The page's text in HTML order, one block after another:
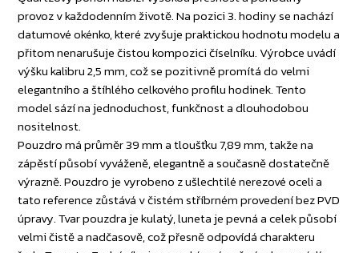
provoz v každodenním životě. Na pozici 3. hodiny se nachází
datumové okénko, které zvyšuje praktickou hodnotu modelu a
přitom nenarušuje čistou kompozici číselníku. Výrobce uvádí
výšku kalibru 2,5 mm, což se pozitivně promítá do velmi
elegantního a štíhlého celkového profilu hodinek. Tento
model sází na jednoduchost, funkčnost a dlouhodobou
nositelnost.
Pouzdro má průměr 39 mm a tloušťku 7,89 mm, takže na
zápěstí působí vyváženě, elegantně a současně dostatečně
výrazně. Pouzdro je vyrobeno z ušlechtilé nerezové oceli a
tato reference zůstává v čistém stříbrném provedení bez PVD
úpravy. Tvar pouzdra je kulatý, luneta je pevná a celek působí
velmi čistě a nadčasově, což přesně odpovídá charakteru